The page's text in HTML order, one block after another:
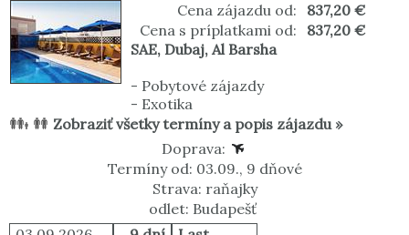
Cena zájazdu od:
837,20 €
Cena s príplatkami od:
837,20 €
SAE, Dubaj, Al Barsha
- Pobytové zájazdy
- Exotika
Zobraziť všetky termíny a popis zájazdu »
Doprava:
Termíny od: 03.09., 9 dňové
Strava: raňajky
odlet: Budapešť